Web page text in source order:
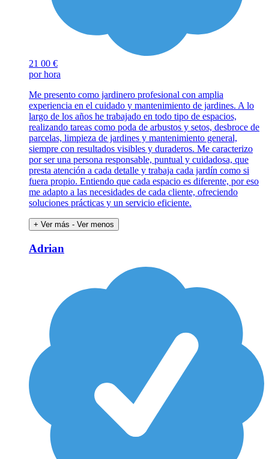
21 00 €
por hora
Me presento como jardinero profesional con amplia
experiencia en el cuidado y mantenimiento de jardines. A lo
largo de los años he trabajado en todo tipo de espacios,
realizando tareas como poda de arbustos y setos, desbroce de
parcelas, limpieza de jardines y mantenimiento general,
siempre con resultados visibles y duraderos. Me caracterizo
por ser una persona responsable, puntual y cuidadosa, que
presta atención a cada detalle y trabaja cada jardín como si
fuera propio. Entiendo que cada espacio es diferente, por eso
me adapto a las necesidades de cada cliente, ofreciendo
soluciones prácticas y un servicio eficiente.
+ Ver más - Ver menos
Adrian